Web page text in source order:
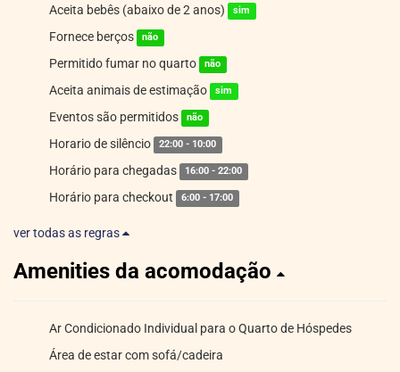
Aceita bebês (abaixo de 2 anos) sim
Fornece berços não
Permitido fumar no quarto não
Aceita animais de estimação sim
Eventos são permitidos não
Horario de silêncio 22:00 - 10:00
Horário para chegadas 16:00 - 22:00
Horário para checkout 6:00 - 17:00
ver todas as regras
Amenities da acomodação
Ar Condicionado Individual para o Quarto de Hóspedes
Área de estar com sofá/cadeira